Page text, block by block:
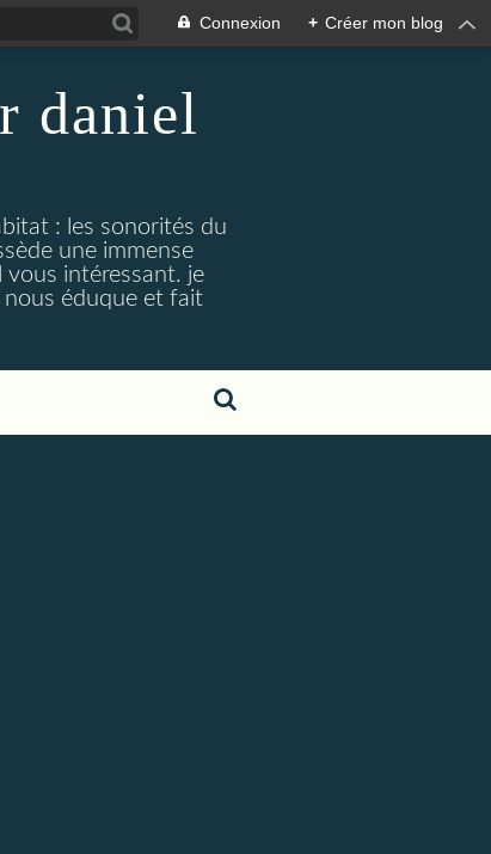
Connexion + Créer mon blog
daniel
: les sonorités du
une immense
intéressant. je
nous éduque et fait